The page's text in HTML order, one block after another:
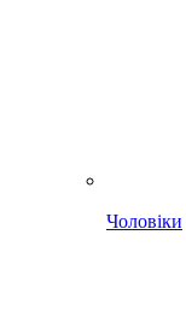
Чоловіки